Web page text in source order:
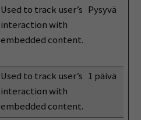
Used to track user’s
interaction with
embedded content.
Pysyvä
Used to track user’s
interaction with
embedded content.
1 päivä